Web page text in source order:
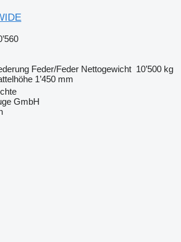
Feder/Feder Nettogewicht 10’500 kg
1’450 mm
GmbH